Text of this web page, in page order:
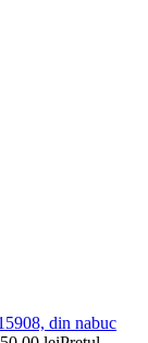
din nabuc